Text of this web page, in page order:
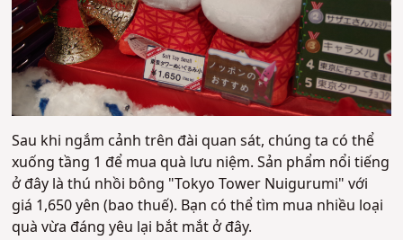
Sau khi ngắm cảnh trên đài quan sát, chúng ta có thể
xuống tầng 1 để mua quà lưu niệm. Sản phẩm nổi tiếng
ở đây là thú nhồi bông "Tokyo Tower Nuigurumi" với
giá 1,650 yên (bao thuế). Bạn có thể tìm mua nhiều loại
quà vừa đáng yêu lại bắt mắt ở đây.